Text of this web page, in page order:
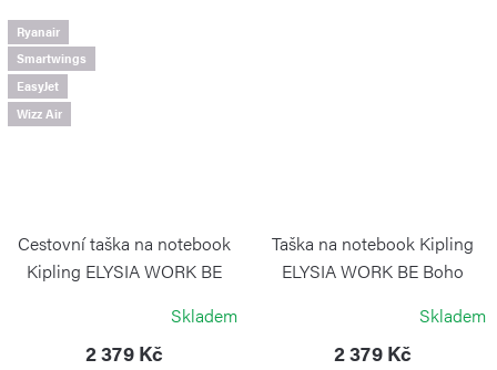
Ryanair
Smartwings
EasyJet
Wizz Air
Cestovní taška na notebook
Kipling ELYSIA WORK BE
Skladem
2 379 Kč
Taška na notebook Kipling
ELYSIA WORK BE Boho
Skladem
2 379 Kč